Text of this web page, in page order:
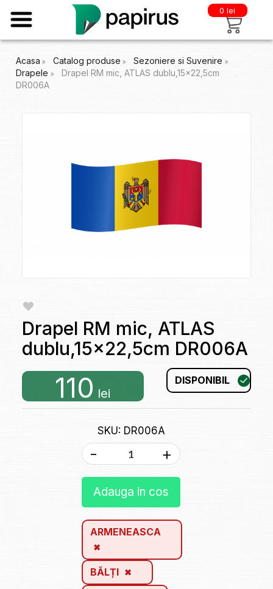
0 lei
Acasa Catalog produse
Sezoniere si Suvenire
Drapele
Drapel RM mic, ATLAS dublu,15x22,5cm
DR006A
Drapel RM mic, ATLAS
dublu,15x22,5cm DR006A
110 lei
DISPONIBIL
SKU: DR006A
- +
Adauga in cos
ARMENEASCA
BĂLȚI